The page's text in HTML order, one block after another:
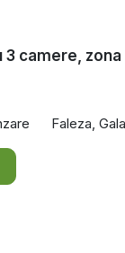
camere, zona
Faleza,